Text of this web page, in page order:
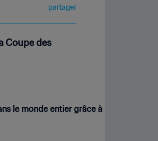
partager
Coupe des
le monde entier grâce à